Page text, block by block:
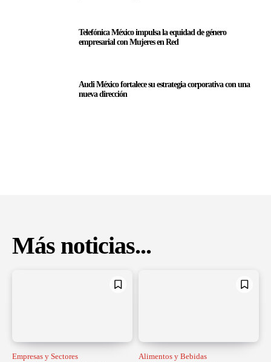
Telefónica México impulsa la equidad de género
empresarial con Mujeres en Red
Audi México fortalece su estrategia corporativa con una
nueva dirección
Más noticias...
Empresas y Sectores Alimentos y Bebidas